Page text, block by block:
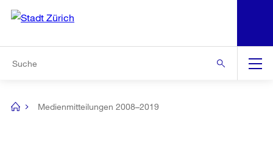
Navigation
[no
Medienmitteilungen 2008–2019